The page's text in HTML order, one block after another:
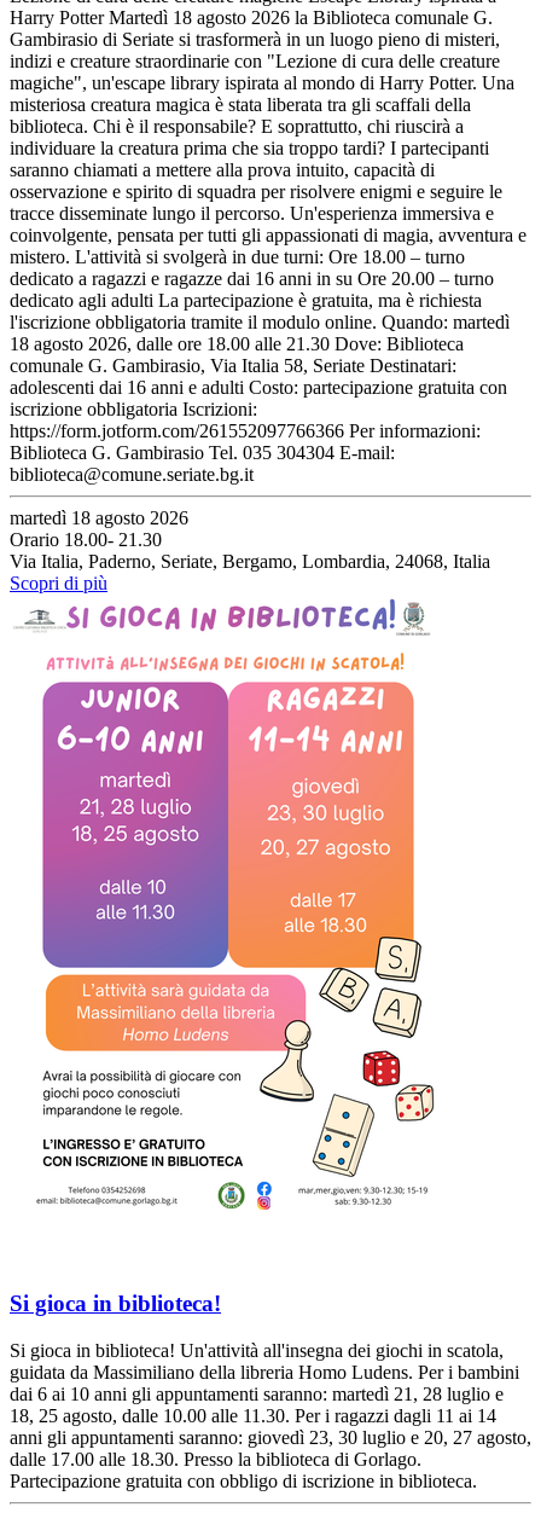
Harry Potter Martedì 18 agosto 2026 la Biblioteca comunale G.
Gambirasio di Seriate si trasformerà in un luogo pieno di misteri,
indizi e creature straordinarie con "Lezione di cura delle creature
magiche", un'escape library ispirata al mondo di Harry Potter. Una
misteriosa creatura magica è stata liberata tra gli scaffali della
biblioteca. Chi è il responsabile? E soprattutto, chi riuscirà a
individuare la creatura prima che sia troppo tardi? I partecipanti
saranno chiamati a mettere alla prova intuito, capacità di
osservazione e spirito di squadra per risolvere enigmi e seguire le
tracce disseminate lungo il percorso. Un'esperienza immersiva e
coinvolgente, pensata per tutti gli appassionati di magia, avventura e
mistero. L'attività si svolgerà in due turni: Ore 18.00 – turno
dedicato a ragazzi e ragazze dai 16 anni in su Ore 20.00 – turno
dedicato agli adulti La partecipazione è gratuita, ma è richiesta
l'iscrizione obbligatoria tramite il modulo online. Quando: martedì
18 agosto 2026, dalle ore 18.00 alle 21.30 Dove: Biblioteca
comunale G. Gambirasio, Via Italia 58, Seriate Destinatari:
adolescenti dai 16 anni e adulti Costo: partecipazione gratuita con
iscrizione obbligatoria Iscrizioni:
https://form.jotform.com/261552097766366 Per informazioni:
Biblioteca G. Gambirasio Tel. 035 304304 E-mail:
biblioteca@comune.seriate.bg.it
martedì 18 agosto 2026
Orario 18.00- 21.30
Via Italia, Paderno, Seriate, Bergamo, Lombardia, 24068, Italia
Scopri di più
Si gioca in biblioteca!
Si gioca in biblioteca! Un'attività all'insegna dei giochi in scatola,
guidata da Massimiliano della libreria Homo Ludens. Per i bambini
dai 6 ai 10 anni gli appuntamenti saranno: martedì 21, 28 luglio e
18, 25 agosto, dalle 10.00 alle 11.30. Per i ragazzi dagli 11 ai 14
anni gli appuntamenti saranno: giovedì 23, 30 luglio e 20, 27 agosto,
dalle 17.00 alle 18.30. Presso la biblioteca di Gorlago.
Partecipazione gratuita con obbligo di iscrizione in biblioteca.